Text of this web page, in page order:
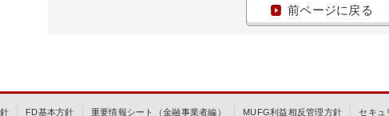
前ページに戻る
FD基本方針 重要情報シート（金融事業者編） MUFG利益相反管理方針 セキュ